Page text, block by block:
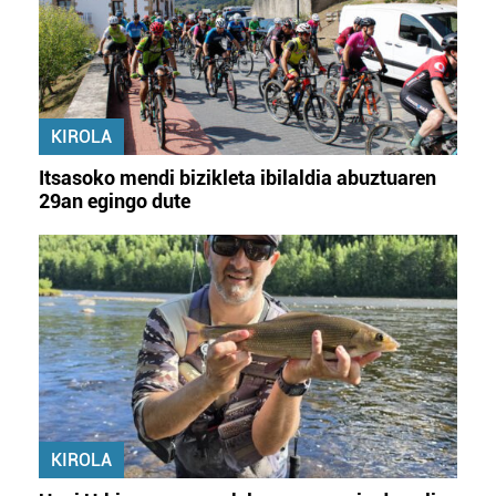
KIROLA
Itsasoko mendi bizikleta ibilaldia abuztuaren
29an egingo dute
KIROLA